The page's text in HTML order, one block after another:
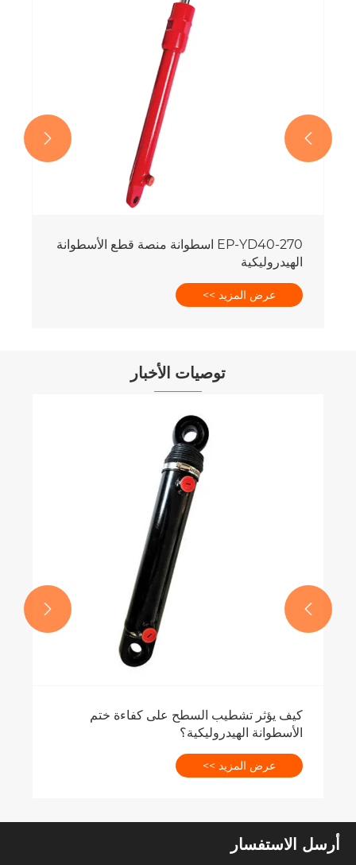
EP-YD40-270 اسطوانة منصة قطع الأسطوانة
الهيدروليكية
عرض المزيد >>


توصيات الأخبار
على كفاءة ختم


أرسل الاستفسار